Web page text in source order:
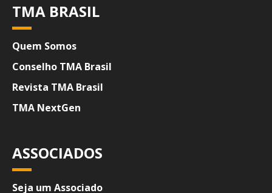
TMA BRASIL
Quem Somos
Conselho TMA Brasil
Revista TMA Brasil
TMA NextGen
ASSOCIADOS
Seja um Associado